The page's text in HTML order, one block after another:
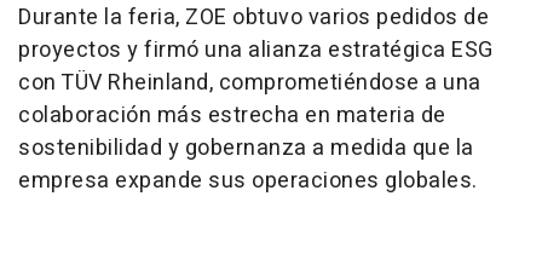
Durante la feria, ZOE obtuvo varios pedidos de
proyectos y firmó una alianza estratégica ESG
con TÜV Rheinland, comprometiéndose a una
colaboración más estrecha en materia de
sostenibilidad y gobernanza a medida que la
empresa expande sus operaciones globales.